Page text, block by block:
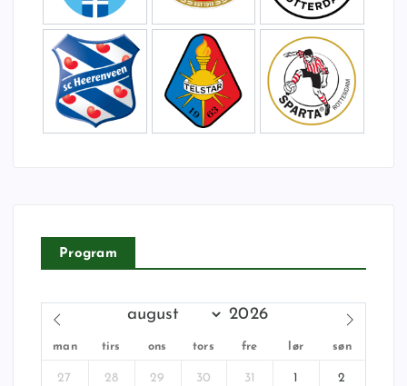
Program
man tirs ons tors fre lør søn
27 28 29 30 31 1 2